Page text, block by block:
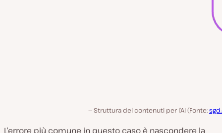
Struttura dei contenuti per l’AI (Fonte:
L’errore più comune in questo caso è nascondere la